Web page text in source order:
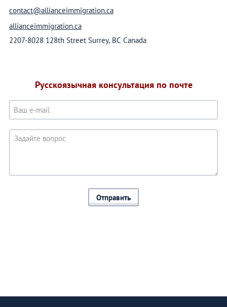
contact@allianceimmigration.ca
allianceimmigration.ca
2207-8028 128th Street Surrey, BC Canada
Русскоязычная консультация по почте
Отправить